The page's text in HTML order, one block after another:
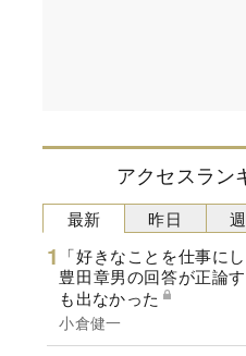
アクセスラン
最新
「好きなことを仕事に
豊田章男の回答が正論
も出なかった
小倉健一
昨日